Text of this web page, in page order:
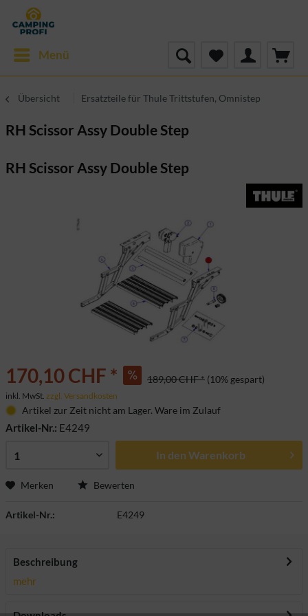
Menü
Übersicht Ersatzteile für Thule Trittstufen, Omnistep
RH Scissor Assy Double Step
RH Scissor Assy Double Step
170,10 CHF * 189,00 CHF * (10% gespart)
inkl. MwSt. zzgl. Versandkosten
Artikel zur Zeit nicht am Lager. Ware im Zulauf
Artikel-Nr.: E4249
In den Warenkorb
Merken Bewerten
Artikel-Nr.: E4249
Beschreibung
mehr